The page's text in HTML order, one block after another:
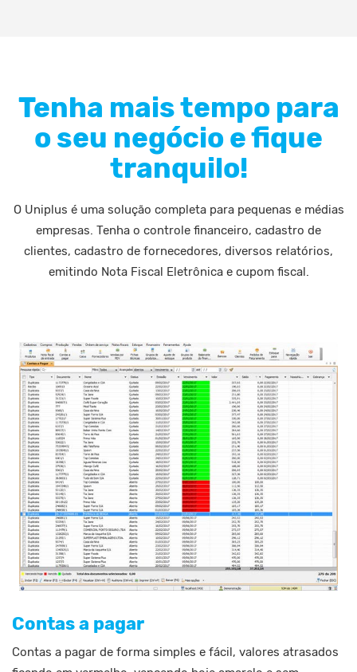
Tenha mais tempo para
o seu negócio e fique
tranquilo!
O Uniplus é uma solução completa para pequenas e médias
empresas. Tenha o controle financeiro, cadastro de
clientes, cadastro de fornecedores, diversos relatórios,
emitindo Nota Fiscal Eletrônica e cupom fiscal.
Contas a pagar
Contas a pagar de forma simples e fácil, valores atrasados